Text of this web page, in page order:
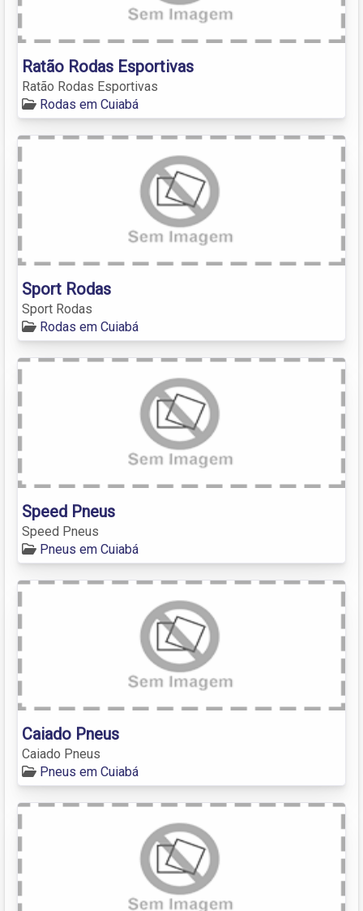
Ratão Rodas Esportivas
Ratão Rodas Esportivas
Rodas em Cuiabá
Sport Rodas
Sport Rodas
Rodas em Cuiabá
Speed Pneus
Speed Pneus
Pneus em Cuiabá
Caiado Pneus
Caiado Pneus
Pneus em Cuiabá